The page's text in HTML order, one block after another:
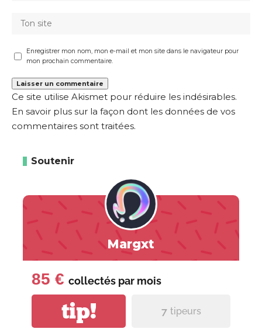
Enregistrer mon nom, mon e-mail et mon site dans le navigateur pour
mon prochain commentaire.
Ce site utilise Akismet pour réduire les indésirables.
En savoir plus sur la façon dont les données de vos
commentaires sont traitées.
Soutenir
Margxt
85 € collectés par mois
tip! 7 tipeurs